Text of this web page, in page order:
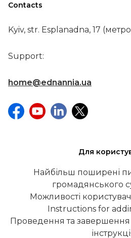
Contacts
Kyiv, str. Esplanadna, 17
Support:
home@ednannia.ua
Для
Найбільш поширені
громадянського
Можливості
Instructions for
Проведення та